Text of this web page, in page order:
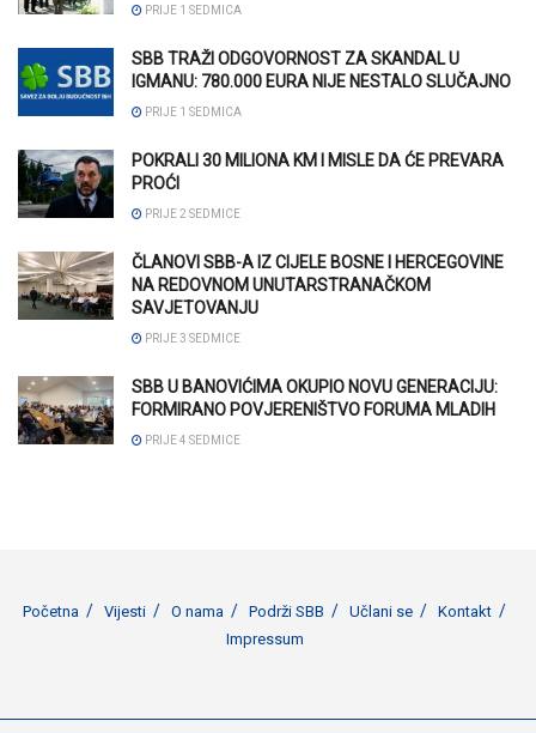
PRIJE 1 SEDMICA
SBB TRAŽI ODGOVORNOST ZA SKANDAL U
IGMANU: 780.000 EURA NIJE NESTALO SLUČAJNO
PRIJE 1 SEDMICA
POKRALI 30 MILIONA KM I MISLE DA ĆE PREVARA
PROĆI
PRIJE 2 SEDMICE
ČLANOVI SBB-A IZ CIJELE BOSNE I HERCEGOVINE
NA REDOVNOM UNUTARSTRANAČKOM
SAVJETOVANJU
PRIJE 3 SEDMICE
SBB U BANOVIĆIMA OKUPIO NOVU GENERACIJU:
FORMIRANO POVJERENIŠTVO FORUMA MLADIH
PRIJE 4 SEDMICE
Početna Vijesti O nama Podrži SBB Učlani se
Kontakt
Impressum